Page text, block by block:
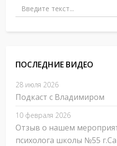
Поиск
ПОСЛЕДНИЕ ВИДЕО
28 июля 2026
Подкаст с Владимиром
10 февраля 2026
Отзыв о нашем
психолога школы №55